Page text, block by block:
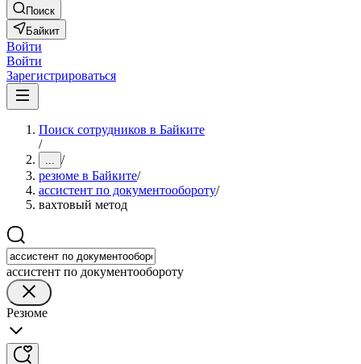
Поиск
Байкит
Войти
Войти
Зарегистрироваться
Поиск сотрудников в Байките
/
... /
резюме в Байките/
ассистент по документообороту/
вахтовый метод
ассистент по документообороту
Резюме